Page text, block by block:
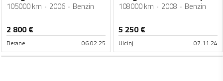
105000 km 2006 Benzin
2 800€
Berane 06.02.25
108000 km 2008 Benzin
5 250€
Ulcinj 07.11.24